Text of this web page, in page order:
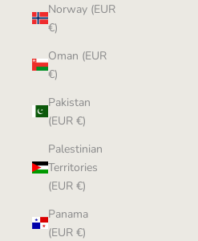
Norway (EUR
€)
Oman (EUR
€)
Pakistan
(EUR €)
Palestinian
Territories
(EUR €)
Panama
(EUR €)